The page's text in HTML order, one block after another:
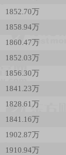
1852.70万
1858.94万
1860.47万
1852.03万
1856.30万
1841.23万
1828.61万
1841.16万
1902.87万
1910.94万